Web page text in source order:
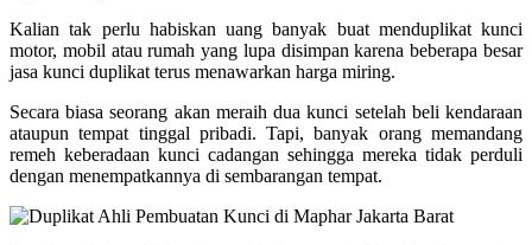
Kalian tak perlu habiskan uang banyak buat menduplikat kunci
motor, mobil atau rumah yang lupa disimpan karena beberapa besar
jasa kunci duplikat terus menawarkan harga miring.
Secara biasa seorang akan meraih dua kunci setelah beli kendaraan
ataupun tempat tinggal pribadi. Tapi, banyak orang memandang
remeh keberadaan kunci cadangan sehingga mereka tidak perduli
dengan menempatkannya di sembarangan tempat.